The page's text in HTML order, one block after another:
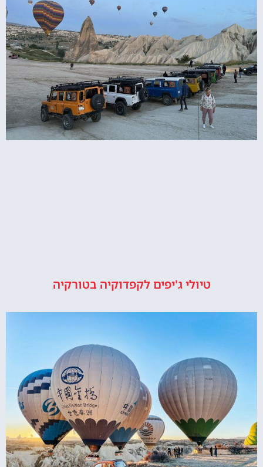
טיולי ג'יפים לקפדוקיה בטורקיה